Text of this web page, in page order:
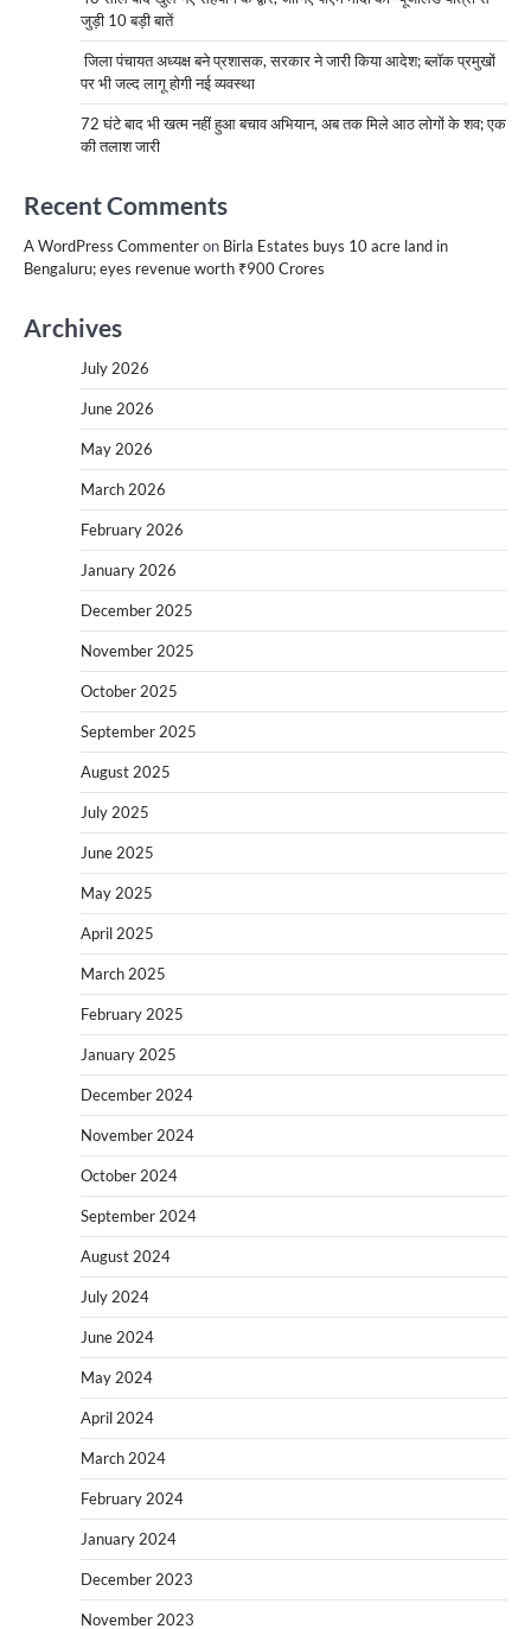
जुड़ी 10 बड़ी बातें
जिला पंचायत अध्यक्ष बने प्रशासक, सरकार ने जारी किया आदेश; ब्लॉक प्रमुखों
पर भी जल्द लागू होगी नई व्यवस्था
72 घंटे बाद भी खत्म नहीं हुआ बचाव अभियान, अब तक मिले आठ लोगों के शव; एक
की तलाश जारी
Recent Comments
A WordPress Commenteron Birla Estates buys 10 acre land in
Bengaluru; eyes revenue worth ₹900 Crores
Archives
July 2026
June 2026
May 2026
March 2026
February 2026
January 2026
December 2025
November 2025
October 2025
September 2025
August 2025
July 2025
June 2025
May 2025
April 2025
March 2025
February 2025
January 2025
December 2024
November 2024
October 2024
September 2024
August 2024
July 2024
June 2024
May 2024
April 2024
March 2024
February 2024
January 2024
December 2023
November 2023